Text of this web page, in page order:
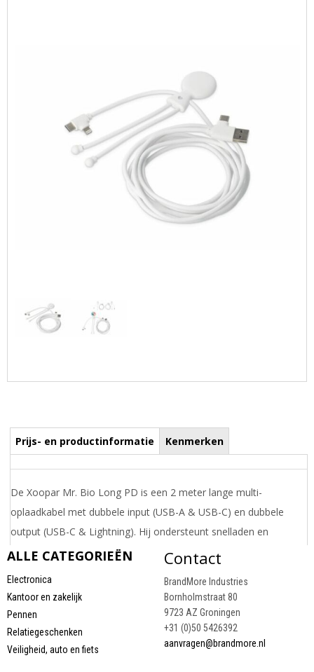
Prijs- en productinformatie Kenmerken
De Xoopar Mr. Bio Long PD is een 2 meter lange multi-
oplaadkabel met dubbele input (USB-A & USB-C) en dubbele
output (USB-C & Lightning). Hij ondersteunt snelladen en
datatransfer tot 60 W – krachtig genoeg om ook laptops
waarvan 53% van het totaalgewicht uit gerecycled materiaal
bestaat.
Draai uw mobiel voor de Prijs informatie
Contact
BrandMore Industries
Bornholmstraat 80
9723 AZ Groningen
+31 (0)50 5426392
aanvragen@brandmore.nl
ALLE CATEGORIEËN
Electronica
Kantoor en zakelijk
Pennen
Relatiegeschenken
Veiligheid, auto en fiets